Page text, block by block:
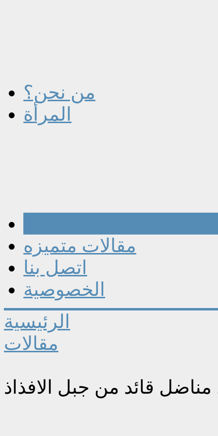
من نحن؟
المرأة
مقالات متميزه
اتصل بنا
الخصوصية
الرئيسية
مقالات
قائد من جبل الافذاذ